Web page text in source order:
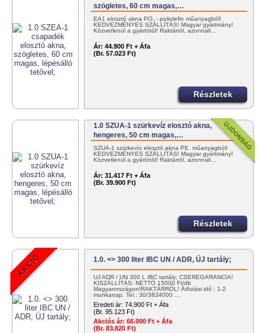
szögletes, 60 cm magas,…
EA1 elosztó akna PO. - poliolefin műanyagból!
KEDVEZMÉNYES SZÁLLÍTÁS! Magyar gyártmány!
Közvetlenül a gyártótól! Raktárról, azonnali…
Ár: 44.900 Ft + Áfa
(Br. 57.023 Ft)
Részletek
1.0 SZUA-1 szürkevíz elosztó akna,
hengeres, 50 cm magas,…
SZUA-1 szürkevíz elosztó akna PE. műanyagból!
KEDVEZMÉNYES SZÁLLÍTÁS! Magyar gyártmány!
Közvetlenül a gyártótól! Raktárról, azonnali…
Ár: 31.417 Ft + Áfa
(Br. 39.900 Ft)
Részletek
1.0. <> 300 liter IBC UN / ADR, ÚJ tartály;
ÚJ ADR / UN 300 L IBC tartály; CSEREGARANCIA!
KISZÁLLÍTÁS: NETTÓ 15000 Ft/db
Magyarországon!RAKTÁRRÓL! Átfutási idő : 1-2
munkanap. Tel.: 30/3834000 …
Eredeti ár: 74.900 Ft + Áfa
(Br. 95.123 Ft)
Akciós ár: 66.000 Ft + Áfa
(Br. 83.820 Ft)